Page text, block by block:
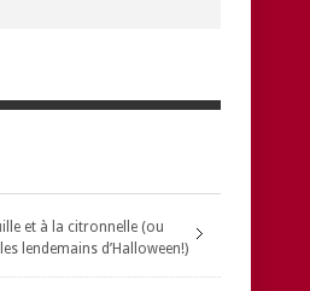
et à la citronnelle (ou
lendemains d’Halloween!)